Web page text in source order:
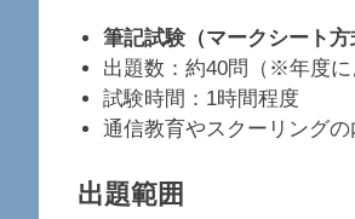
筆記試験（マークシート方
出題数：約40問（※年度に
試験時間：1時間程度
通信教育やスクーリング
出題範囲